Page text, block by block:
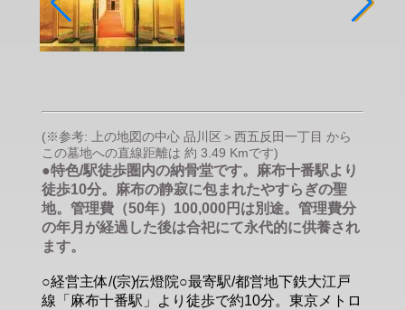
(※参考: 上の地図の中心 品川区＞西五反田一丁目 から
この墓地への直線距離は 約 3.49 Kmです)
●特色/駅徒歩圏内の納骨堂です。麻布十番駅より
徒歩10分。麻布の静寂に包まれたやすらぎの聖
地。管理費（50年）100,000円は別途。管理費分
の年月が経過した後は合祀にて永代的に供養され
ます。
○経営主体/(宗)伝燈院○最寄駅/都営地下鉄大江戸
線「麻布十番駅」より徒歩で約10分。東京メトロ